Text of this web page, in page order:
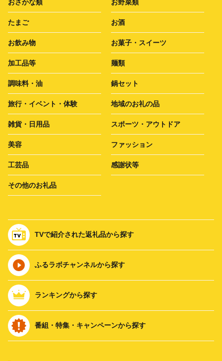
おさかな類 お野菜類
たまご お酒
お飲み物 お菓子・スイーツ
加工品等 麺類
調味料・油 鍋セット
旅行・イベント・体験 地域のお礼の品
雑貨・日用品 スポーツ・アウトドア
美容 ファッション
工芸品 感謝状等
その他のお礼品
TVで紹介された返礼品から探す
ふるラボチャンネルから探す
ランキングから探す
番組・特集・キャンペーンから探す